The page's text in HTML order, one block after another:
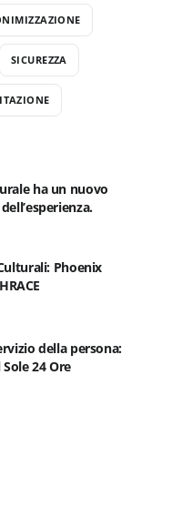
SICUREZZA
ha un nuovo
Phoenix
della persona:
24 Ore